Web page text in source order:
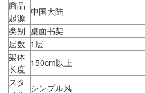
商品
起源
中国大陆
类别 桌面书架
层数 1层
架体
长度
150cm以上
スタ シンプル风